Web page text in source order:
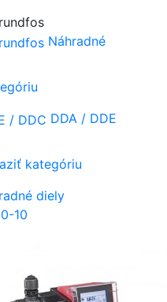
Náhradné
DDA / DDE
kategóriu
diely
10